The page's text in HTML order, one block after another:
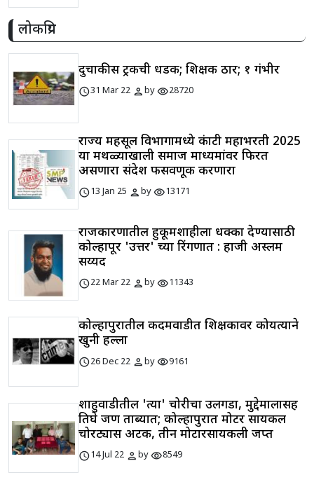
लोकप्रिय
दुचाकीस ट्रकची धडक; शिक्षक ठार; १ गंभीर
schedule31 Mar 22 personbyvisibility28720
राज्य महसूल विभागामध्ये कंत्राटी महाभरती 2025
या मथळ्याखाली समाज माध्यमांवर फिरत
असणारा संदेश फसवणूक करणारा
schedule13 Jan 25 personbyvisibility13171
राजकारणातील हुकूमशाहीला धक्का देण्यासाठी
कोल्हापूर 'उत्तर' च्या रिंगणात : हाजी अस्लम
सय्यद
schedule22 Mar 22 personbyvisibility11343
कोल्हापुरातील कदमवाडीत शिक्षकावर कोयत्याने
खुनी हल्ला
schedule26 Dec 22 personbyvisibility9161
शाहुवाडीतील 'त्या' चोरीचा उलगडा, मुद्देमालासह
तिघे जण ताब्यात; कोल्हापुरात मोटर सायकल
चोरट्यास अटक, तीन मोटारसायकली जप्त
schedule14 Jul 22 personbyvisibility8549